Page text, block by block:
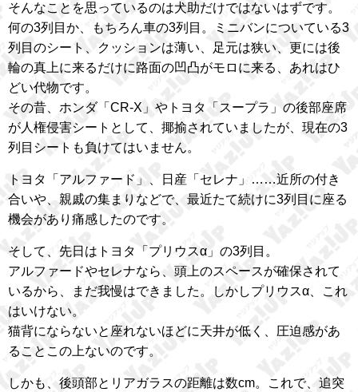
そんなことを思っているのは犬助だけではないはずです。
何の3列目か、もちろん車の3列目。ミニバンについている3
列目のシート、クッションは薄い、足元は狭い、更には後
輪の真上に来るだけに路面の凹凸がモロに来る、あれはひ
どい代物です。
その昔、ホンダ「CR-X」やトヨタ「スープラ」の後部座席
が人権侵害シートとして、揶揄されていましたが、現在の3
列目シートも負けてはいません。
トヨタ「アルファード」、日産「セレナ」……近所の付き
合いや、親戚の集まりなどで、最近たて続けに3列目に座る
機会があり痛感したのです。
そして、先日はトヨタ「プリウスα」の3列目。
アルファードやセレナなら、頭上のスペースが確保されて
いるから、まだ我慢はできました。しかしプリウスα、これ
はいけない。
猫背にならないと座れないほどに天井が低く、圧迫感があ
ることこの上ないのです。
しかも、後頭部とリアガラスの距離は数cm。これで、追突